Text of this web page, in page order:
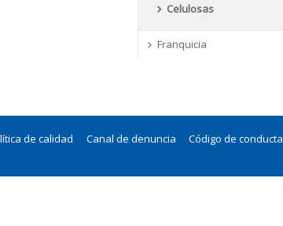
Celulosas
Franquicia
de calidad Canal de denuncia
Código de conducta